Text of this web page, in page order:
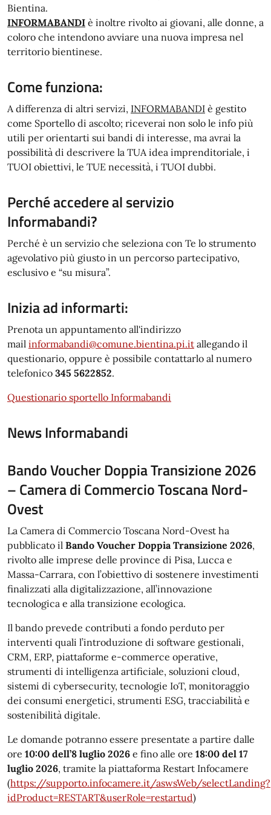
Bientina.
INFORMABANDI è inoltre rivolto ai giovani, alle donne, a
coloro che intendono avviare una nuova impresa nel
territorio bientinese.
Come funziona:
A differenza di altri servizi, INFORMABANDI è gestito
come Sportello di ascolto; riceverai non solo le info più
utili per orientarti sui bandi di interesse, ma avrai la
possibilità di descrivere la TUA idea imprenditoriale, i
TUOI obiettivi, le TUE necessità, i TUOI dubbi.
Perché accedere al servizio
Informabandi?
Perché è un servizio che seleziona con Te lo strumento
agevolativo più giusto in un percorso partecipativo,
esclusivo e “su misura”.
Inizia ad informarti:
Prenota un appuntamento all'indirizzo
mail informabandi@comune.bientina.pi.it allegando il
questionario, oppure è possibile contattarlo al numero
telefonico 345 5622852.
Questionario sportello Informabandi
News Informabandi
Bando Voucher Doppia Transizione 2026
– Camera di Commercio Toscana Nord-
Ovest
La Camera di Commercio Toscana Nord-Ovest ha
pubblicato il Bando Voucher Doppia Transizione 2026,
rivolto alle imprese delle province di Pisa, Lucca e
Massa-Carrara, con l’obiettivo di sostenere investimenti
finalizzati alla digitalizzazione, all’innovazione
tecnologica e alla transizione ecologica.
Il bando prevede contributi a fondo perduto per
interventi quali l’introduzione di software gestionali,
CRM, ERP, piattaforme e-commerce operative,
strumenti di intelligenza artificiale, soluzioni cloud,
sistemi di cybersecurity, tecnologie IoT, monitoraggio
dei consumi energetici, strumenti ESG, tracciabilità e
sostenibilità digitale.
Le domande potranno essere presentate a partire dalle
ore 10:00 dell’8 luglio 2026 e fino alle ore 18:00 del 17
luglio 2026, tramite la piattaforma Restart Infocamere
(https://supporto.infocamere.it/aswsWeb/selectLanding?
idProduct=RESTART&userRole=restartud)